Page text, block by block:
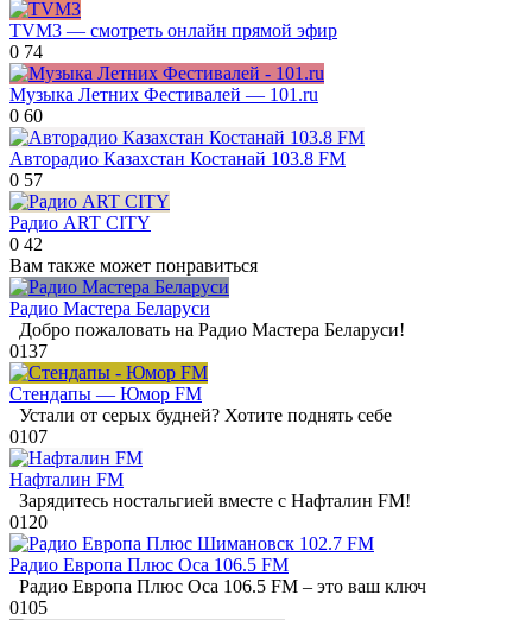
TVM3 — смотреть онлайн прямой эфир
0 74
Музыка Летних Фестивалей — 101.ru
0 60
Авторадио Казахстан Костанай 103.8 FM
0 57
Радио ART CITY
0 42
Вам также может понравиться
Радио Мастера Беларуси
Добро пожаловать на Радио Мастера Беларуси!
0137
Стендапы — Юмор FM
Устали от серых будней? Хотите поднять себе
0107
Нафталин FM
Зарядитесь ностальгией вместе с Нафталин FM!
0120
Радио Европа Плюс Оса 106.5 FM
Радио Европа Плюс Оса 106.5 FM – это ваш ключ
0105